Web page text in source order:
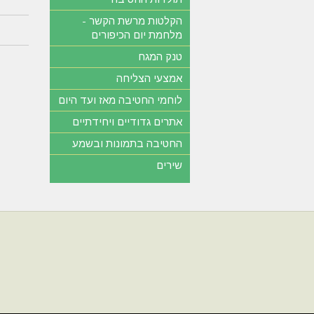
הקלטות מרשת הקשר -
מלחמת יום הכיפורים
טנק המגח
אמצעי הצליחה
לוחמי החטיבה מאז ועד היום
אתרים גדודיים ויחידתיים
החטיבה בתמונות ובשמע
שירים